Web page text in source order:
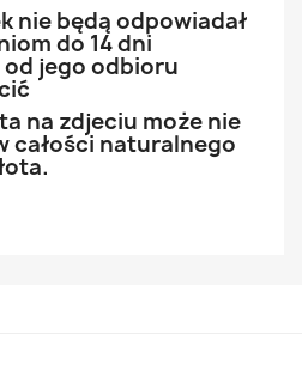
nie będą odpowiadał
do 14 dni
jego odbioru
na zdjeciu może nie
całości naturalnego